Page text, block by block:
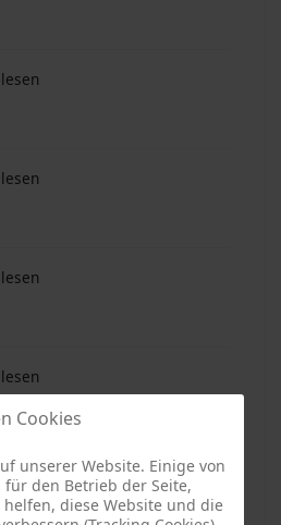
des AK
Cookies
unserer Website. Einige von
den Betrieb der Seite,
diese Website und die